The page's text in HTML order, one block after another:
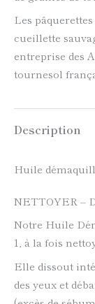
Les
cueillette
entreprise des
tournesol
Description
Huile
NETTOYER –
Notre Huile
1, à la fois
Elle dissout
des yeux et